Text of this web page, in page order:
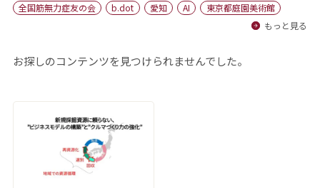
会社概要
全国筋無力症友の会
b.dot 愛知 AI
東京都庭園美術館
もっと見る
お探しのコンテンツを見つけられませんでした。